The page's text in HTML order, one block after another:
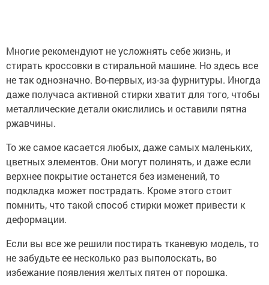
Многие рекомендуют не усложнять себе жизнь, и
стирать кроссовки в стиральной машине. Но здесь все
не так однозначно. Во-первых, из-за фурнитуры. Иногда
даже получаса активной стирки хватит для того, чтобы
металлические детали окислились и оставили пятна
ржавчины.
То же самое касается любых, даже самых маленьких,
цветных элементов. Они могут полинять, и даже если
верхнее покрытие останется без изменений, то
подкладка может пострадать. Кроме этого стоит
помнить, что такой способ стирки может привести к
деформации.
Если вы все же решили постирать тканевую модель, то
не забудьте ее несколько раз выполоскать, во
избежание появления желтых пятен от порошка.